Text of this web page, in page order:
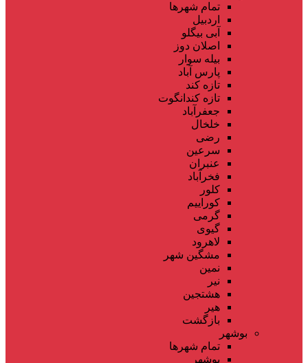
تمام شهر‌ها
اردبیل
آبی بیگلو
اصلان دوز
بیله سوار
پارس آباد
تازه کند
تازه کندانگوت
جعفرآباد
خلخال
رضی
سرعین
عنبران
فخرآباد
کلور
کوراییم
گرمی
گیوی
لاهرود
مشگین شهر
نمین
نیر
هشتجین
هیر
بازگشت
بوشهر
تمام شهر‌ها
بوشهر